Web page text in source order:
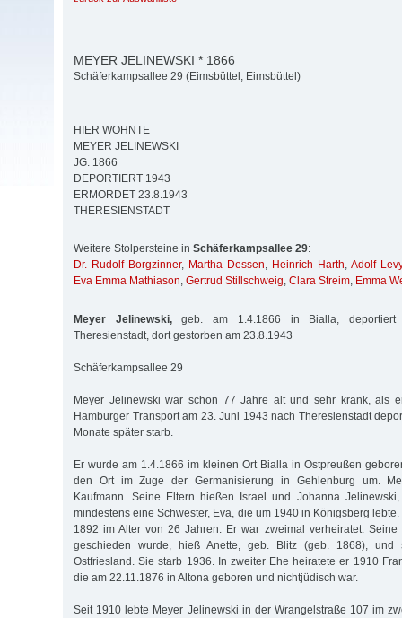
MEYER JELINEWSKI * 1866
Schäferkampsallee 29 (Eimsbüttel, Eimsbüttel)
HIER WOHNTE
MEYER JELINEWSKI
JG. 1866
DEPORTIERT 1943
ERMORDET 23.8.1943
THERESIENSTADT
Weitere Stolpersteine in Schäferkampsallee 29:
Dr. Rudolf Borgzinner, Martha Dessen, Heinrich Harth, Adolf Levy
Eva Emma Mathiason, Gertrud Stillschweig, Clara Streim, Emma
Meyer Jelinewski,geb. am 1.4.1866 in Bialla, deportiert
Theresienstadt, dort gestorben am 23.8.1943
Schäferkampsallee 29
Meyer Jelinewski war schon 77 Jahre alt und sehr krank, als
Hamburger Transport am 23. Juni 1943 nach Theresienstadt
Monate später starb.
Er wurde am 1.4.1866 im kleinen Ort Bialla in Ostpreußen
den Ort im Zuge der Germanisierung in Gehlenburg um.
Kaufmann. Seine Eltern hießen Israel und Johanna
mindestens eine Schwester, Eva, die um 1940 in Königsberg
1892 im Alter von 26 Jahren. Er war zweimal verheiratet.
geschieden wurde, hieß Anette, geb. Blitz (geb. 1868), und
Ostfriesland. Sie starb 1936. In zweiter Ehe heiratete er 1910
die am 22.11.1876 in Altona geboren und nichtjüdisch war.
Seit 1910 lebte Meyer Jelinewski in der Wrangelstraße 107 im